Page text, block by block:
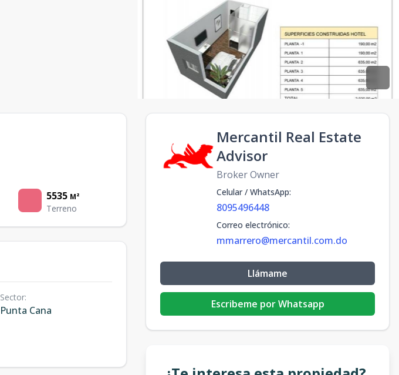
5535 M²
Terreno
Sector:
Punta Cana
Mercantil Real Estate
Advisor
Broker Owner
Celular / WhatsApp:
8095496448
Correo electrónico:
mmarrero@mercantil.com.do
Llámame
Escribeme por Whatsapp